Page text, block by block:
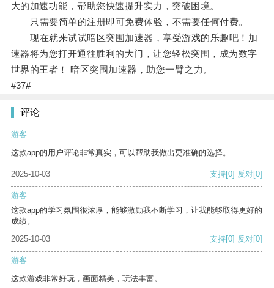
大的加速功能，帮助您快速提升实力，突破困境。
只需要简单的注册即可免费体验，不需要任何付费。
现在就来试试暗区突围加速器，享受游戏的乐趣吧！加
速器将为您打开通往胜利的大门，让您轻松突围，成为数字
世界的王者！ 暗区突围加速器，助您一臂之力。
#37#
评论
游客
这款app的用户评论非常真实，可以帮助我做出更准确的选择。
2025-10-03 支持[0] 反对[0]
游客
这款app的学习氛围很浓厚，能够激励我不断学习，让我能够取得更好的
成绩。
2025-10-03
支持[0] 反对[0]
游客
这款游戏非常好玩，画面精美，玩法丰富。